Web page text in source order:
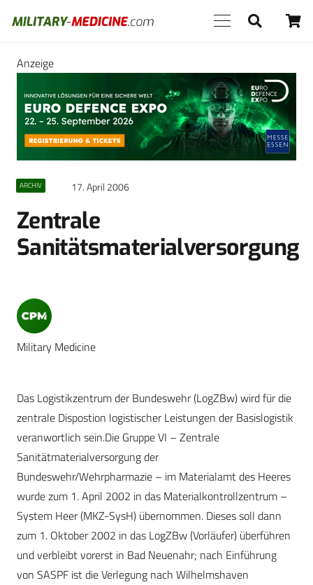
Anzeige
ARCHIV 17. April 2006
Zentrale
Sanitätsmaterialversorgung
Military Medicine
Das Logistikzentrum der Bundeswehr (LogZBw) wird für die
zentrale Dispostion logistischer Leistungen der Basislogistik
veranwortlich sein.Die Gruppe VI – Zentrale
Sanitätmaterialversorgung der
Bundeswehr/Wehrpharmazie – im Materialamt des Heeres
wurde zum 1. April 2002 in das Materialkontrollzentrum –
System Heer (MKZ-SysH) übernommen. Dieses soll dann
zum 1. Oktober 2002 in das LogZBw (Vorläufer) überführen
und verbleibt vorerst in Bad Neuenahr; nach Einführung
von SASPF ist die Verlegung nach Wilhelmshaven